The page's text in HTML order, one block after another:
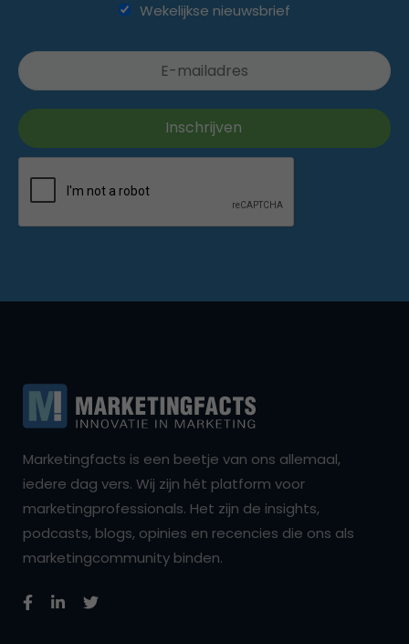
Wekelijkse nieuwsbrief
Marketingfacts is een beetje van ons allemaal,
iedere dag vers. Wij zijn hét platform voor
marketingprofessionals. Het zijn de insights,
podcasts, blogs, opinies en recencies die ons als
marketingcommunity binden.